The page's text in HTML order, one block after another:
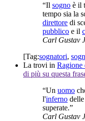
“Il sogno è il
tempo sia la
direttore di
pubblico e il
Carl Gustav
[Tag:sognatori,
La trovi in Ragione
di più su questa
“Un uomo
l'inferno
superate.”
Carl Gustav